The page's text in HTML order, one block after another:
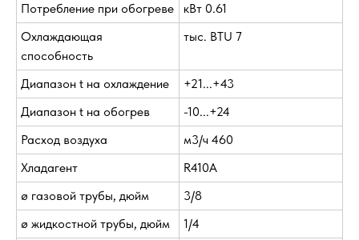
Потребление при обогреве
кВт 0.61
Охлаждающая
способность
тыс. BTU 7
Диапазон t на охлаждение
+21...+43
Диапазон t на обогрев
-10...+24
Расход воздуха
м3/ч 460
Хладагент
R410A
ø газовой трубы, дюйм
3/8
ø жидкостной трубы, дюйм
1/4